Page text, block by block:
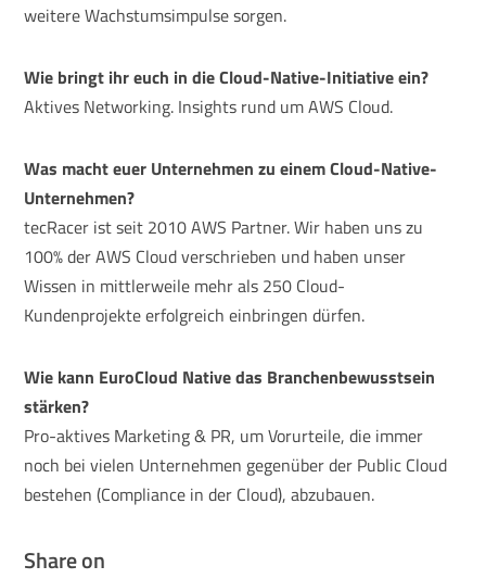
weitere Wachstumsimpulse sorgen.
Wie bringt ihr euch in die Cloud-Native-Initiative ein?
Aktives Networking. Insights rund um AWS Cloud.
Was macht euer Unternehmen zu einem Cloud-Native-
Unternehmen?
tecRacer ist seit 2010 AWS Partner. Wir haben uns zu
100% der AWS Cloud verschrieben und haben unser
Wissen in mittlerweile mehr als 250 Cloud-
Kundenprojekte erfolgreich einbringen dürfen.
Wie kann EuroCloud Native das Branchenbewusstsein
stärken?
Pro-aktives Marketing & PR, um Vorurteile, die immer
noch bei vielen Unternehmen gegenüber der Public Cloud
bestehen (Compliance in der Cloud), abzubauen.
Share on